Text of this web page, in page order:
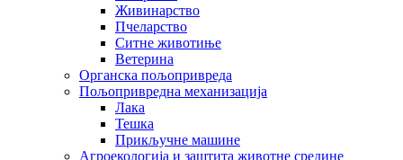
Живинарство
Пчеларство
Ситне животиње
Ветерина
Органска пољопривреда
Пољопривредна механизација
Лака
Тешка
Прикључне машине
Агроекологија и заштита животне средине